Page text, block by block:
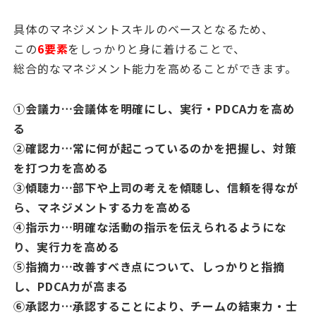
具体のマネジメントスキルのベースとなるため、
この6要素をしっかりと身に着けることで、
総合的なマネジメント能力を高めることができます。
①会議力…会議体を明確にし、実行・PDCA力を高め
る
②確認力…常に何が起こっているのかを把握し、対策
を打つ力を高める
③傾聴力…部下や上司の考えを傾聴し、信頼を得なが
ら、マネジメントする力を高める
④指示力…明確な活動の指示を伝えられるようにな
り、実行力を高める
⑤指摘力…改善すべき点について、しっかりと指摘
し、PDCA力が高まる
⑥承認力…承認することにより、チームの結束力・士